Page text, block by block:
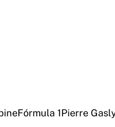
Fórmula 1Pierre